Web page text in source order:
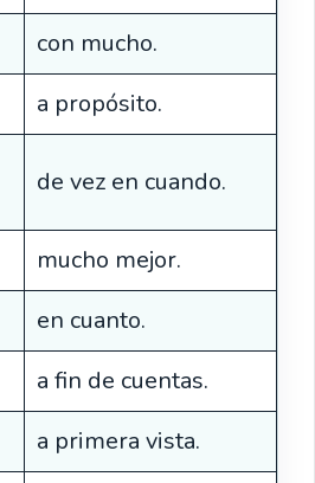
con mucho.
a propósito.
de vez en cuando.
mucho mejor.
en cuanto.
a fin de cuentas.
a primera vista.